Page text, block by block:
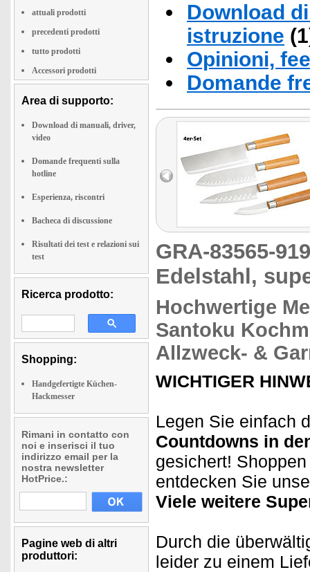
attuali prodotti
precedenti prodotti
tutto prodotti
Accessori prodotti
Area di supporto:
Download di manuali, driver,
video
Domande frequenti sulla
hotline
Esperienza, riscontri
Bacheca di discussione
Risultati dei test e relazioni sui
test
Ricerca prodotto:
Shopping:
Handgefertigte Küchen-
Hackmesser
Rimani in contatto con
noi e inserisci il tuo
indirizzo email per la
nostra newsletter
HotPrice.:
Pagine web di altri
produttori:
Download
istruzione
Opinioni,
Domande
GRA-83565-
Edelstahl,
Hochwertige
Santoku
Allzweck- &
WICHTIGER
Legen Sie einfach
Countdowns in
gesichert!
entdecken Sie
Viele weitere
Durch die
leider zu einem